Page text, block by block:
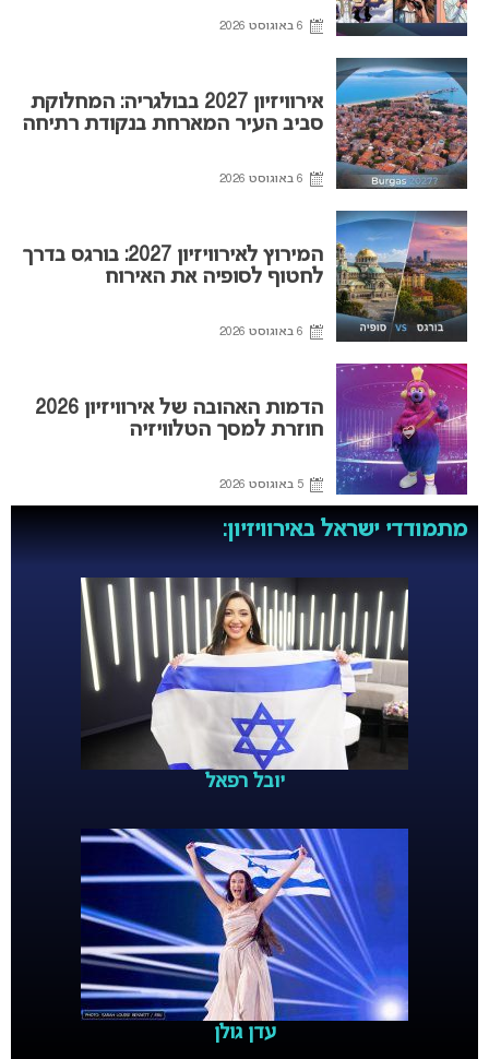
6 באוגוסט 2026
אירוויזיון 2027 בבולגריה: המחלוקת
סביב העיר המארחת בנקודת רתיחה
6 באוגוסט 2026
המירוץ לאירוויזיון 2027: בורגס בדרך
לחטוף לסופיה את האירוח
6 באוגוסט 2026
הדמות האהובה של אירוויזיון 2026
חוזרת למסך הטלוויזיה
5 באוגוסט 2026
מתמודדי ישראל באירוויזיון:
יובל רפאל
עדן גולן